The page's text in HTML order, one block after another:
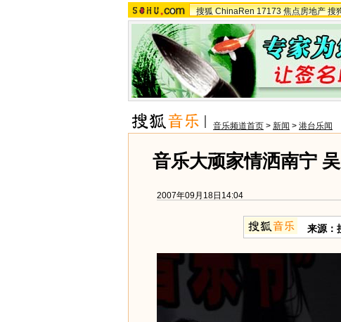
搜狐 ChinaRen 17173 焦点房地产 搜
音乐频道首页 > 新闻 > 港台乐闻
音乐大顽家情洒南宁
2007年09月18日14:04
来源：